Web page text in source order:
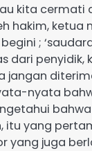
kita cermati
hakim, ketua
;
dari penyidik,
jangan
nyata
bahwa
itu yang
yang juga